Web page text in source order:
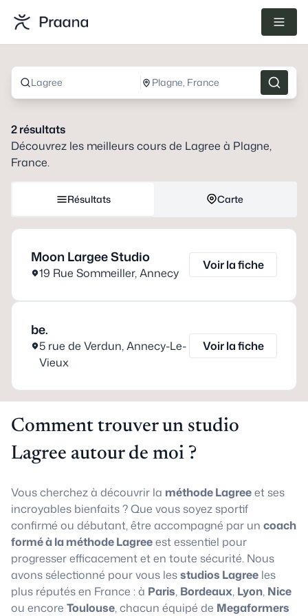
Lagree Plagne, France
2résultats
Découvrez les meilleurs cours de Lagree à Plagne,
France.
Résultats Carte
Moon Largee Studio
19 Rue Sommeiller,Annecy
Voir la fiche
be.
5 rue de Verdun,Annecy-Le-
Vieux
Voir la fiche
Comment trouver un studio
Lagree autour de moi ?
Vous cherchez à découvrir la méthode Lagreeet ses
incroyables bienfaits ? Que vous soyez sportif
confirmé ou débutant, être accompagné par un coach
formé à la méthode Lagreeest essentiel pour
progresser efficacement et en toute sécurité. Nous
avons sélectionné pour vous lesstudios Lagree les
plus réputés en France : à Paris, Bordeaux, Lyon, Nice
ou encore Toulouse, chacun équipé de Megaformers